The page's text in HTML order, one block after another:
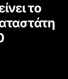
το